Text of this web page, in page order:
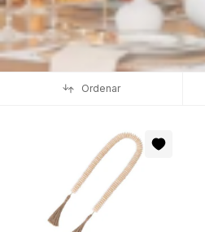
Ordenar